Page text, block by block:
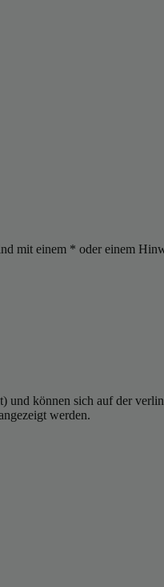
mit einem * oder einem
und können sich auf der
werden.